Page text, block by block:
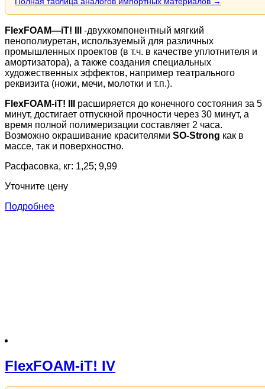
FlexFOAM—iT! III -двухкомпонентный мягкий
пенополиуретан, используемый для различных
промышленных проектов (в т.ч. в качестве уплотнителя и
амортизатора), а также создания специальных
художественных эффектов, например театрального
реквизита (ножи, мечи, молотки и т.п.).
FlexFOAM-iT! III
расширяется до конечного состояния за 5
минут, достигает отпускной прочности через 30 минут, а
время полной полимеризации составляет 2 часа.
Возможно окрашивание красителями SO-Strong как в
массе, так и поверхностно.
Расфасовка, кг: 1,25; 9,99
Уточните цену
Подробнее
FlexFOAM-iT! IV